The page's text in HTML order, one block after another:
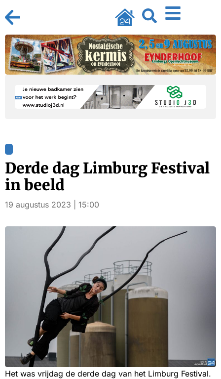
Derde dag Limburg Festival
in beeld
19 augustus 2023 | 15:00
Het was vrijdag de derde dag van het Limburg Festival.